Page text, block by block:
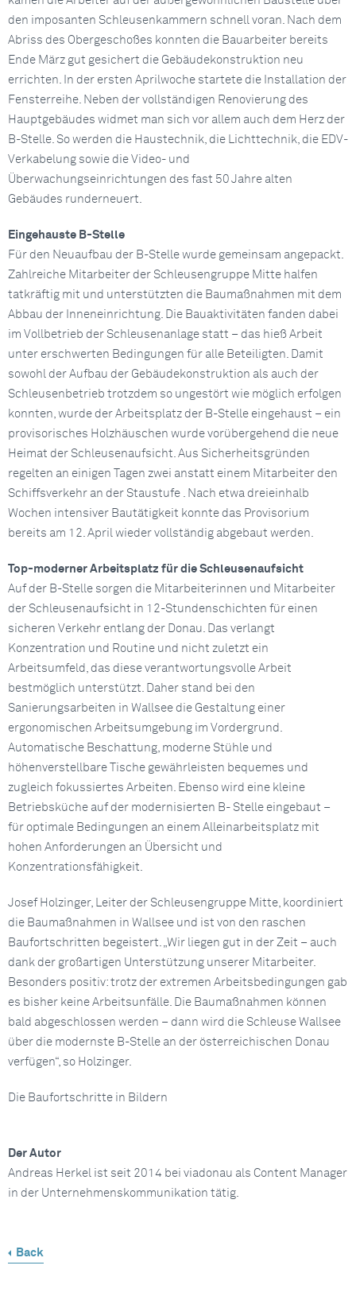
den imposanten Schleusenkammern schnell voran. Nach dem
Abriss des Obergeschoßes konnten die Bauarbeiter bereits
Ende März gut gesichert die Gebäudekonstruktion neu
errichten. In der ersten Aprilwoche startete die Installation der
Fensterreihe. Neben der vollständigen Renovierung des
Hauptgebäudes widmet man sich vor allem auch dem Herz der
B-Stelle. So werden die Haustechnik, die Lichttechnik, die EDV-
Verkabelung sowie die Video- und
Überwachungseinrichtungen des fast 50 Jahre alten
Gebäudes runderneuert.
Eingehauste B-Stelle
Für den Neuaufbau der B-Stelle wurde gemeinsam angepackt.
Zahlreiche Mitarbeiter der Schleusengruppe Mitte halfen
tatkräftig mit und unterstützten die Baumaßnahmen mit dem
Abbau der Inneneinrichtung. Die Bauaktivitäten fanden dabei
im Vollbetrieb der Schleusenanlage statt – das hieß Arbeit
unter erschwerten Bedingungen für alle Beteiligten. Damit
sowohl der Aufbau der Gebäudekonstruktion als auch der
Schleusenbetrieb trotzdem so ungestört wie möglich erfolgen
konnten, wurde der Arbeitsplatz der B-Stelle eingehaust – ein
provisorisches Holzhäuschen wurde vorübergehend die neue
Heimat der Schleusenaufsicht. Aus Sicherheitsgründen
regelten an einigen Tagen zwei anstatt einem Mitarbeiter den
Schiffsverkehr an der Staustufe . Nach etwa dreieinhalb
Wochen intensiver Bautätigkeit konnte das Provisorium
bereits am 12. April wieder vollständig abgebaut werden.
Top-moderner Arbeitsplatz für die Schleusenaufsicht
Auf der B-Stelle sorgen die Mitarbeiterinnen und Mitarbeiter
der Schleusenaufsicht in 12-Stundenschichten für einen
sicheren Verkehr entlang der Donau. Das verlangt
Konzentration und Routine und nicht zuletzt ein
Arbeitsumfeld, das diese verantwortungsvolle Arbeit
bestmöglich unterstützt. Daher stand bei den
Sanierungsarbeiten in Wallsee die Gestaltung einer
ergonomischen Arbeitsumgebung im Vordergrund.
Automatische Beschattung, moderne Stühle und
höhenverstellbare Tische gewährleisten bequemes und
zugleich fokussiertes Arbeiten. Ebenso wird eine kleine
Betriebsküche auf der modernisierten B- Stelle eingebaut –
für optimale Bedingungen an einem Alleinarbeitsplatz mit
hohen Anforderungen an Übersicht und
Konzentrationsfähigkeit.
Josef Holzinger, Leiter der Schleusengruppe Mitte, koordiniert
die Baumaßnahmen in Wallsee und ist von den raschen
Baufortschritten begeistert. „Wir liegen gut in der Zeit – auch
dank der großartigen Unterstützung unserer Mitarbeiter.
Besonders positiv: trotz der extremen Arbeitsbedingungen gab
es bisher keine Arbeitsunfälle. Die Baumaßnahmen können
bald abgeschlossen werden – dann wird die Schleuse Wallsee
über die modernste B-Stelle an der österreichischen Donau
verfügen“, so Holzinger.
Die Baufortschritte in Bildern
Der Autor
Andreas Herkel ist seit 2014 bei viadonau als Content Manager
in der Unternehmenskommunikation tätig.
Back